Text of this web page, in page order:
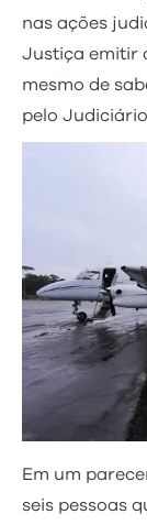
nas ações
Justiça emitir
mesmo de
pelo
Em um
seis pessoas